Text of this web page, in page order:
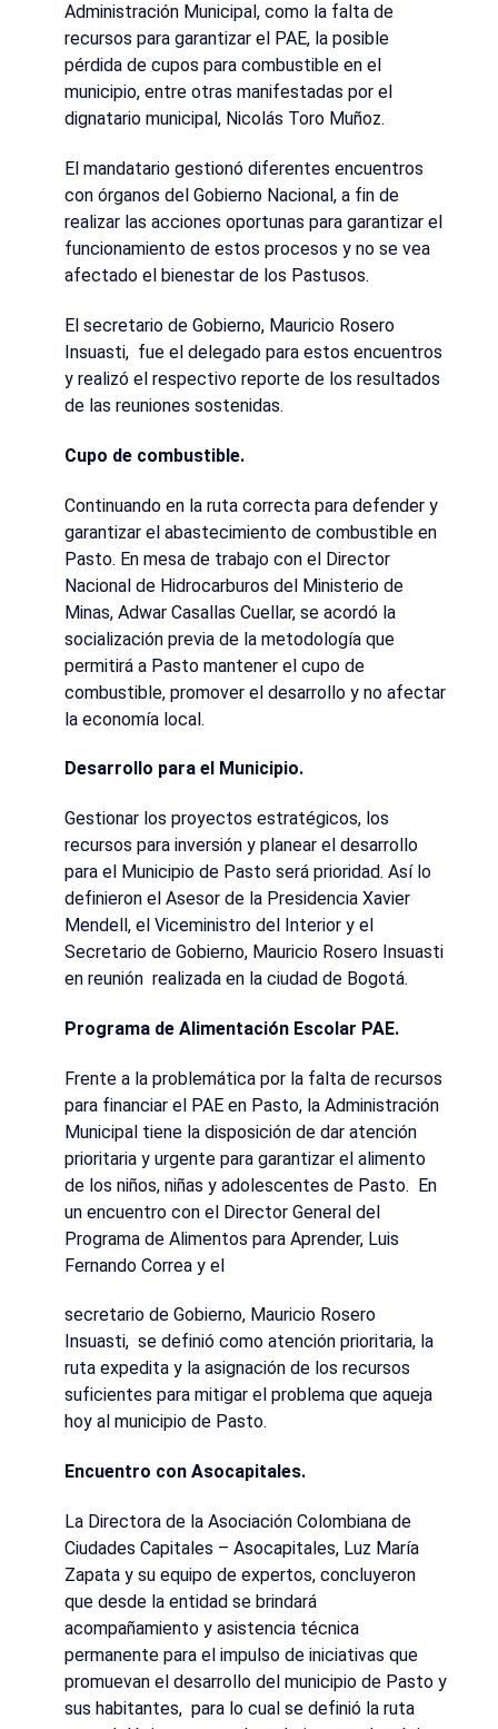
Administración Municipal, como la falta de
recursos para garantizar el PAE, la posible
pérdida de cupos para combustible en el
municipio, entre otras manifestadas por el
dignatario municipal, Nicolás Toro Muñoz.
El mandatario gestionó diferentes encuentros
con órganos del Gobierno Nacional, a fin de
realizar las acciones oportunas para garantizar el
funcionamiento de estos procesos y no se vea
afectado el bienestar de los Pastusos.
El secretario de Gobierno, Mauricio Rosero
Insuasti, fue el delegado para estos encuentros
y realizó el respectivo reporte de los resultados
de las reuniones sostenidas.
Cupo de combustible.
Continuando en la ruta correcta para defender y
garantizar el abastecimiento de combustible en
Pasto. En mesa de trabajo con el Director
Nacional de Hidrocarburos del Ministerio de
Minas, Adwar Casallas Cuellar, se acordó la
socialización previa de la metodología que
permitirá a Pasto mantener el cupo de
combustible, promover el desarrollo y no afectar
la economía local.
Desarrollo para el Municipio.
Gestionar los proyectos estratégicos, los
recursos para inversión y planear el desarrollo
para el Municipio de Pasto será prioridad. Así lo
definieron el Asesor de la Presidencia Xavier
Mendell, el Viceministro del Interior y el
Secretario de Gobierno, Mauricio Rosero Insuasti
en reunión realizada en la ciudad de Bogotá.
Programa de Alimentación Escolar PAE.
Frente a la problemática por la falta de recursos
para financiar el PAE en Pasto, la Administración
Municipal tiene la disposición de dar atención
prioritaria y urgente para garantizar el alimento
de los niños, niñas y adolescentes de Pasto. En
un encuentro con el Director General del
Programa de Alimentos para Aprender, Luis
Fernando Correa y el
secretario de Gobierno, Mauricio Rosero
Insuasti, se definió como atención prioritaria, la
ruta expedita y la asignación de los recursos
suficientes para mitigar el problema que aqueja
hoy al municipio de Pasto.
Encuentro con Asocapitales.
La Directora de la Asociación Colombiana de
Ciudades Capitales – Asocapitales, Luz María
Zapata y su equipo de expertos, concluyeron
que desde la entidad se brindará
acompañamiento y asistencia técnica
permanente para el impulso de iniciativas que
promuevan el desarrollo del municipio de Pasto y
sus habitantes, para lo cual se definió la ruta